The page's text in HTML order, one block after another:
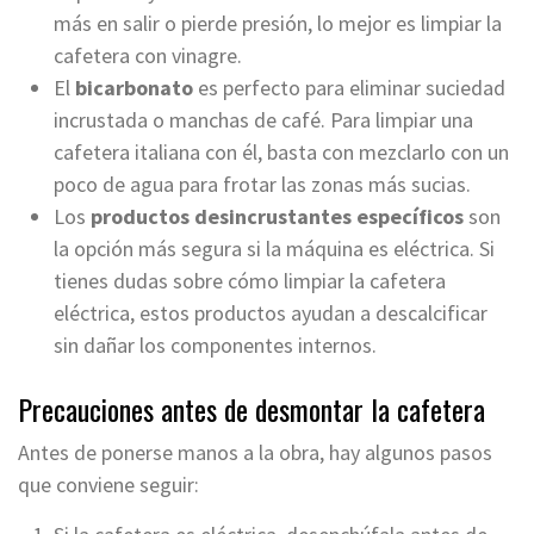
más en salir o pierde presión, lo mejor es limpiar la
cafetera con vinagre.
El bicarbonato es perfecto para eliminar suciedad
incrustada o manchas de café. Para limpiar una
cafetera italiana con él, basta con mezclarlo con un
poco de agua para frotar las zonas más sucias.
Los productos desincrustantes específicosson
la opción más segura si la máquina es eléctrica. Si
tienes dudas sobre cómo limpiar la cafetera
eléctrica, estos productos ayudan a descalcificar
sin dañar los componentes internos.
Precauciones antes de desmontar la cafetera
Antes de ponerse manos a la obra, hay algunos pasos
que conviene seguir: